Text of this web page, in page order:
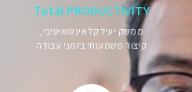
Total PRODUCTIVITY
ממשק יעיל קל אינטואיטיבי,
קיצור משמעותי בזמני עבודה